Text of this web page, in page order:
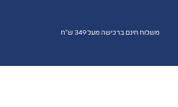
משלוח חינם ברכישה מעל 349 ש"ח